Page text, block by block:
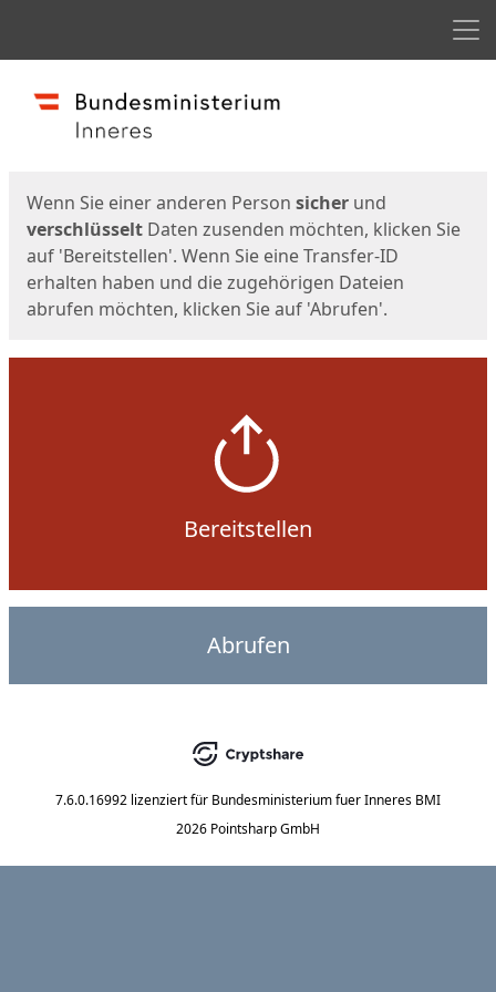
Start
Wenn Sie einer anderen Person sicher und
verschlüsselt Daten zusenden möchten, klicken Sie
auf 'Bereitstellen'. Wenn Sie eine Transfer-ID
erhalten haben und die zugehörigen Dateien
abrufen möchten, klicken Sie auf 'Abrufen'.
Bereitstellen
Abrufen
7.6.0.16992 lizenziert für Bundesministerium fuer Inneres BMI
2026 Pointsharp GmbH